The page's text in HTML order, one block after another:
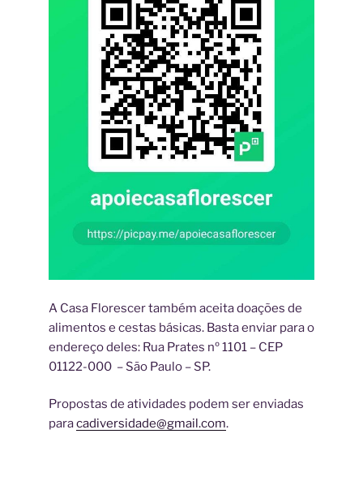
A Casa Florescer também aceita doações de
alimentos e cestas básicas. Basta enviar para o
endereço deles: Rua Prates nº 1101 – CEP
01122-000 – São Paulo – SP.
Propostas de atividades podem ser enviadas
paracadiversidade@gmail.com.